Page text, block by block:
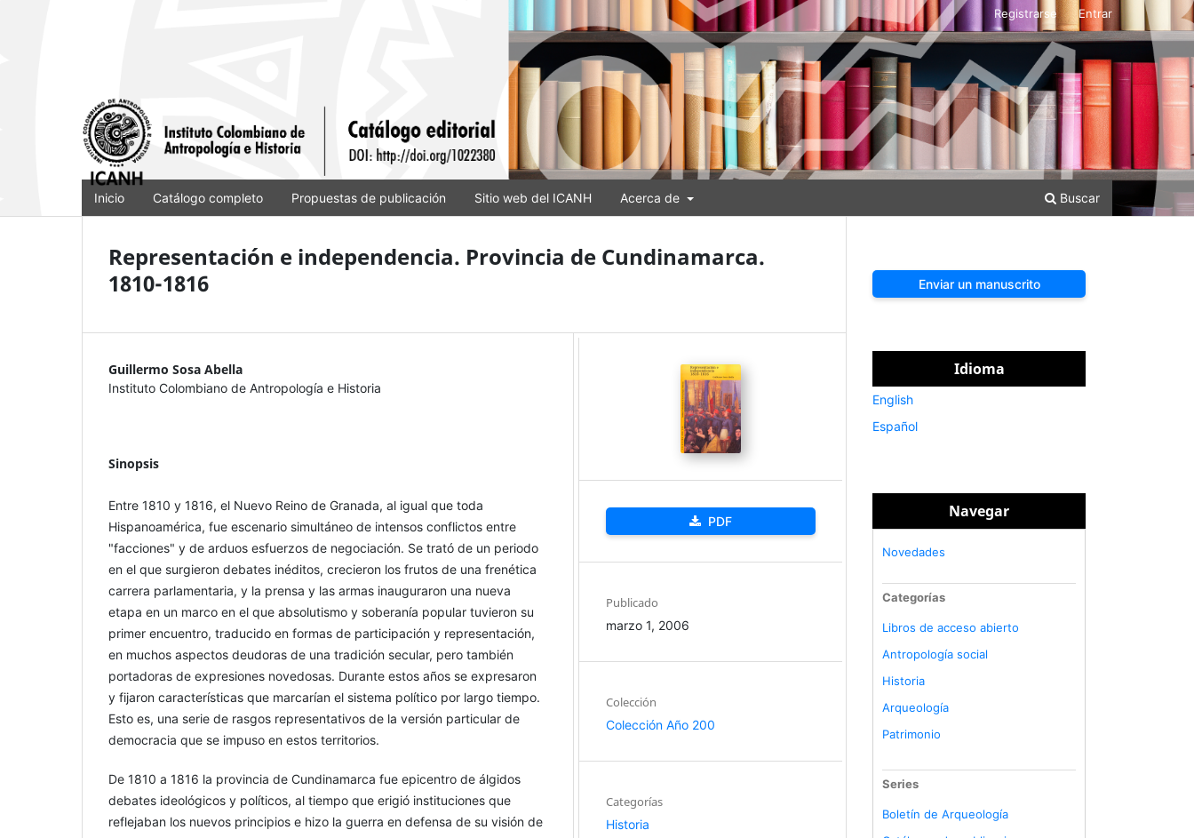
Inicio Catálogo completo Propuestas de publicación Sitio web del ICANH Acerca de Buscar
Registrarse Entrar
Representación e independencia. Provincia de Cundinamarca.
1810-1816
Guillermo Sosa Abella
Instituto Colombiano de Antropología e Historia
Sinopsis
Entre 1810 y 1816, el Nuevo Reino de Granada, al igual que toda
Hispanoamérica, fue escenario simultáneo de intensos conflictos entre
"facciones" y de arduos esfuerzos de negociación. Se trató de un periodo
en el que surgieron debates inéditos, crecieron los frutos de una frenética
carrera parlamentaria, y la prensa y las armas inauguraron una nueva
etapa en un marco en el que absolutismo y soberanía popular tuvieron su
primer encuentro, traducido en formas de participación y representación,
en muchos aspectos deudoras de una tradición secular, pero también
portadoras de expresiones novedosas. Durante estos años se expresaron
y fijaron características que marcarían el sistema político por largo tiempo.
Esto es, una serie de rasgos representativos de la versión particular de
democracia que se impuso en estos territorios.
De 1810 a 1816 la provincia de Cundinamarca fue epicentro de álgidos
debates ideológicos y políticos, al tiempo que erigió instituciones que
reflejaban los nuevos principios e hizo la guerra en defensa de su visión de
PDF
Publicado
marzo 1, 2006
Colección
Colección Año 200
Categorías
Historia
Enviar un manuscrito
Idioma
English
Español
Navegar
Novedades
Categorías
Libros de acceso abierto
Antropología social
Historia
Arqueología
Patrimonio
Series
Boletín de Arqueología